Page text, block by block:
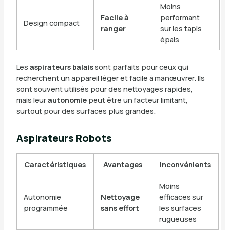
Design compact
Facile à
ranger
Moins
performant
sur les tapis
épais
Les aspirateurs balaissont parfaits pour ceux qui
recherchent un appareil léger et facile à manœuvrer. Ils
sont souvent utilisés pour des nettoyages rapides,
mais leurautonomiepeut être un facteur limitant,
surtout pour des surfaces plus grandes.
Aspirateurs Robots
Caractéristiques Avantages Inconvénients
Autonomie
programmée
Nettoyage
sans effort
Moins
efficaces sur
les surfaces
rugueuses